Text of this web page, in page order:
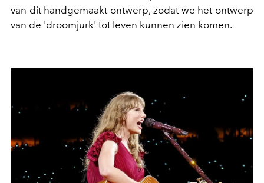
van dit handgemaakt ontwerp, zodat we het ontwerp
van de 'droomjurk' tot leven kunnen zien komen.